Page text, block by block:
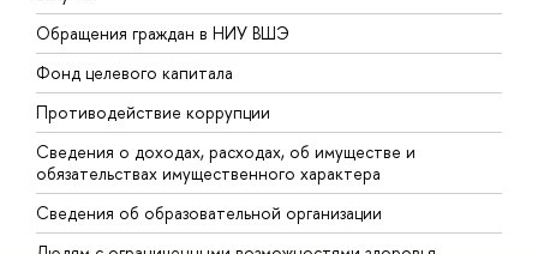
Обращения граждан в НИУ ВШЭ
Фонд целевого капитала
Противодействие коррупции
Сведения о доходах, расходах, об имуществе и
обязательствах имущественного характера
Сведения об образовательной организации